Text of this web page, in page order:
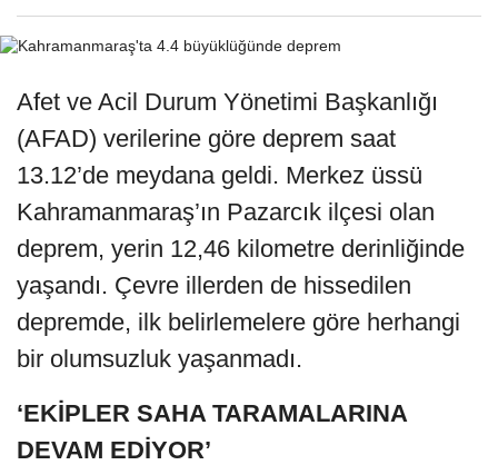
Afet ve Acil Durum Yönetimi Başkanlığı
(AFAD) verilerine göre deprem saat
13.12’de meydana geldi. Merkez üssü
Kahramanmaraş’ın Pazarcık ilçesi olan
deprem, yerin 12,46 kilometre derinliğinde
yaşandı. Çevre illerden de hissedilen
depremde, ilk belirlemelere göre herhangi
bir olumsuzluk yaşanmadı.
‘EKİPLER SAHA TARAMALARINA
DEVAM EDİYOR’